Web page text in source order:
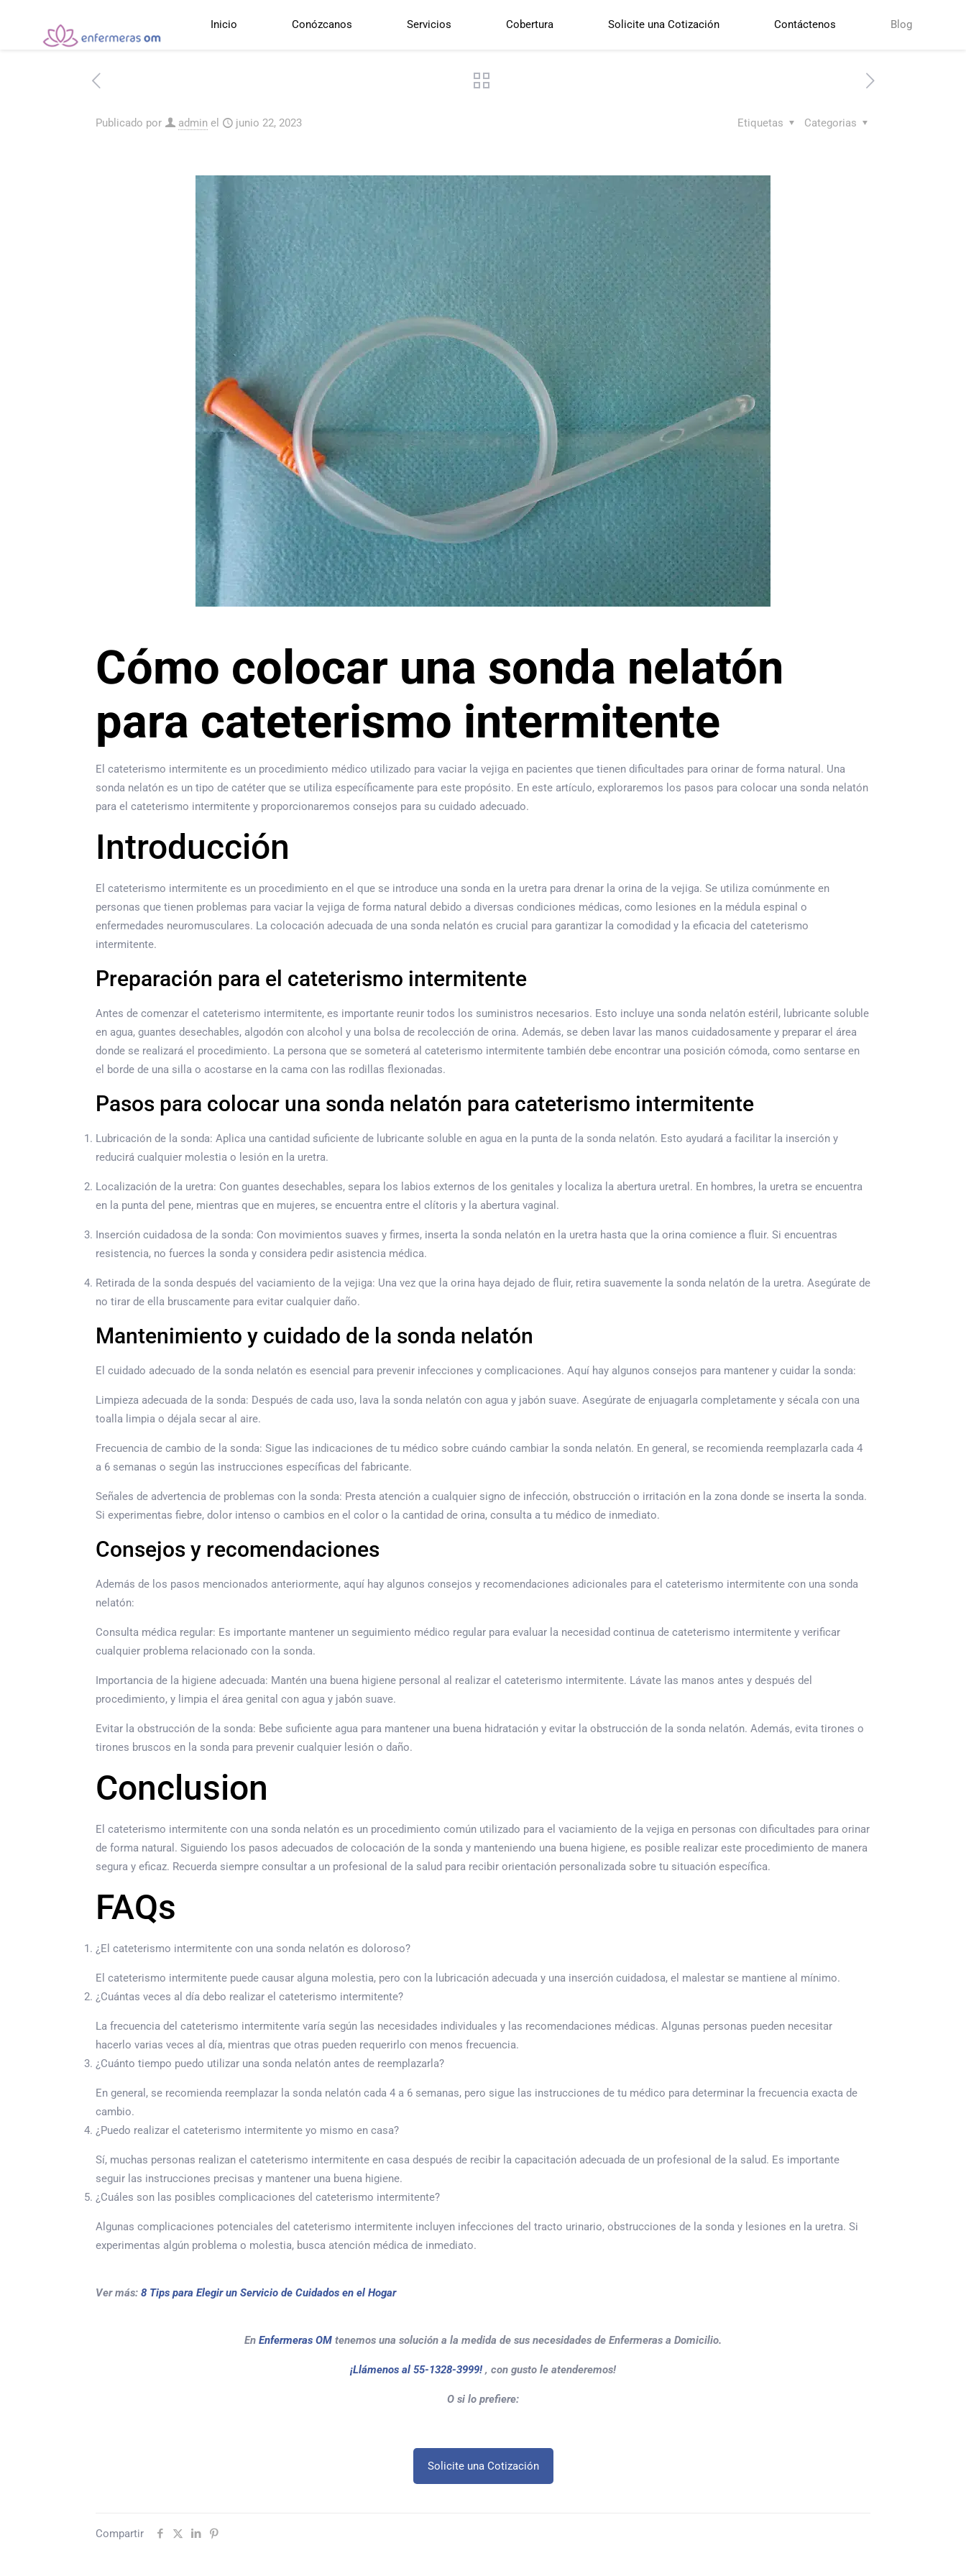
Inicio Conózcanos Servicios Cobertura Solicite una Cotización Contáctenos Blog
Publicado por admin el junio 22, 2023 Categorias
Etiquetas
Cómo colocar una sonda nelatón
para cateterismo intermitente
El cateterismo intermitente es un procedimiento médico utilizado para vaciar la vejiga en pacientes que tienen dificultades para orinar de forma natural. Una
sonda nelatón es un tipo de catéter que se utiliza específicamente para este propósito. En este artículo, exploraremos los pasos para colocar una sonda nelatón
para el cateterismo intermitente y proporcionaremos consejos para su cuidado adecuado.
Introducción
El cateterismo intermitente es un procedimiento en el que se introduce una sonda en la uretra para drenar la orina de la vejiga. Se utiliza comúnmente en
personas que tienen problemas para vaciar la vejiga de forma natural debido a diversas condiciones médicas, como lesiones en la médula espinal o
enfermedades neuromusculares. La colocación adecuada de una sonda nelatón es crucial para garantizar la comodidad y la eficacia del cateterismo
intermitente.
Preparación para el cateterismo intermitente
Antes de comenzar el cateterismo intermitente, es importante reunir todos los suministros necesarios. Esto incluye una sonda nelatón estéril, lubricante soluble
en agua, guantes desechables, algodón con alcohol y una bolsa de recolección de orina. Además, se deben lavar las manos cuidadosamente y preparar el área
donde se realizará el procedimiento. La persona que se someterá al cateterismo intermitente también debe encontrar una posición cómoda, como sentarse en
el borde de una silla o acostarse en la cama con las rodillas flexionadas.
Pasos para colocar una sonda nelatón para cateterismo intermitente
Lubricación de la sonda: Aplica una cantidad suficiente de lubricante soluble en agua en la punta de la sonda nelatón. Esto ayudará a facilitar la inserción y
reducirá cualquier molestia o lesión en la uretra.
Localización de la uretra: Con guantes desechables, separa los labios externos de los genitales y localiza la abertura uretral. En hombres, la uretra se encuentra
en la punta del pene, mientras que en mujeres, se encuentra entre el clítoris y la abertura vaginal.
Inserción cuidadosa de la sonda: Con movimientos suaves y firmes, inserta la sonda nelatón en la uretra hasta que la orina comience a fluir. Si encuentras
resistencia, no fuerces la sonda y considera pedir asistencia médica.
Retirada de la sonda después del vaciamiento de la vejiga: Una vez que la orina haya dejado de fluir, retira suavemente la sonda nelatón de la uretra. Asegúrate de
no tirar de ella bruscamente para evitar cualquier daño.
Mantenimiento y cuidado de la sonda nelatón
El cuidado adecuado de la sonda nelatón es esencial para prevenir infecciones y complicaciones. Aquí hay algunos consejos para mantener y cuidar la sonda:
Limpieza adecuada de la sonda: Después de cada uso, lava la sonda nelatón con agua y jabón suave. Asegúrate de enjuagarla completamente y sécala con una
toalla limpia o déjala secar al aire.
Frecuencia de cambio de la sonda: Sigue las indicaciones de tu médico sobre cuándo cambiar la sonda nelatón. En general, se recomienda reemplazarla cada 4
a 6 semanas o según las instrucciones específicas del fabricante.
Señales de advertencia de problemas con la sonda: Presta atención a cualquier signo de infección, obstrucción o irritación en la zona donde se inserta la sonda.
Si experimentas fiebre, dolor intenso o cambios en el color o la cantidad de orina, consulta a tu médico de inmediato.
Consejos y recomendaciones
Además de los pasos mencionados anteriormente, aquí hay algunos consejos y recomendaciones adicionales para el cateterismo intermitente con una sonda
nelatón:
Consulta médica regular: Es importante mantener un seguimiento médico regular para evaluar la necesidad continua de cateterismo intermitente y verificar
cualquier problema relacionado con la sonda.
Importancia de la higiene adecuada: Mantén una buena higiene personal al realizar el cateterismo intermitente. Lávate las manos antes y después del
procedimiento, y limpia el área genital con agua y jabón suave.
Evitar la obstrucción de la sonda: Bebe suficiente agua para mantener una buena hidratación y evitar la obstrucción de la sonda nelatón. Además, evita tirones o
tirones bruscos en la sonda para prevenir cualquier lesión o daño.
Conclusion
El cateterismo intermitente con una sonda nelatón es un procedimiento común utilizado para el vaciamiento de la vejiga en personas con dificultades para orinar
de forma natural. Siguiendo los pasos adecuados de colocación de la sonda y manteniendo una buena higiene, es posible realizar este procedimiento de manera
segura y eficaz. Recuerda siempre consultar a un profesional de la salud para recibir orientación personalizada sobre tu situación específica.
FAQs
¿El cateterismo intermitente con una sonda nelatón es doloroso?
El cateterismo intermitente puede causar alguna molestia, pero con la lubricación adecuada y una inserción cuidadosa, el malestar se mantiene al mínimo.
¿Cuántas veces al día debo realizar el cateterismo intermitente?
La frecuencia del cateterismo intermitente varía según las necesidades individuales y las recomendaciones médicas. Algunas personas pueden necesitar
hacerlo varias veces al día, mientras que otras pueden requerirlo con menos frecuencia.
¿Cuánto tiempo puedo utilizar una sonda nelatón antes de reemplazarla?
En general, se recomienda reemplazar la sonda nelatón cada 4 a 6 semanas, pero sigue las instrucciones de tu médico para determinar la frecuencia exacta de
cambio.
¿Puedo realizar el cateterismo intermitente yo mismo en casa?
Sí, muchas personas realizan el cateterismo intermitente en casa después de recibir la capacitación adecuada de un profesional de la salud. Es importante
seguir las instrucciones precisas y mantener una buena higiene.
¿Cuáles son las posibles complicaciones del cateterismo intermitente?
Algunas complicaciones potenciales del cateterismo intermitente incluyen infecciones del tracto urinario, obstrucciones de la sonda y lesiones en la uretra. Si
experimentas algún problema o molestia, busca atención médica de inmediato.
Ver más: 8 Tips para Elegir un Servicio de Cuidados en el Hogar
En Enfermeras OM tenemos una solución a la medida de sus necesidades de Enfermeras a Domicilio.
¡Llámenos al 55-1328-3999! , con gusto le atenderemos!
O si lo prefiere:
Solicite una Cotización
Compartir